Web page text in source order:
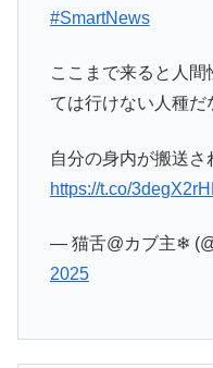
#SmartNews
ここまで来ると人
ては行けない人種だ
自分の身内が搬送さ
https://t.co/
— 猫舌@カブ主❄
2025